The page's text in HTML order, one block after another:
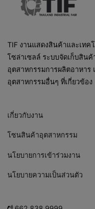
TIF งานแสดงสินค้าและเท
โซล่าเซลล์ ระบบจัดเก็บสิน
อุตสาหกรรมการผลิตอาหาร
อุตสาหกรรมอื่นๆ ที่เกี่ยวข้อง
เกี่ยวกับงาน
โซนสินค้าอุตสาหกรรม
นโยบายการเข้าร่วมงาน
นโยบายความเป็นส่วนตัว